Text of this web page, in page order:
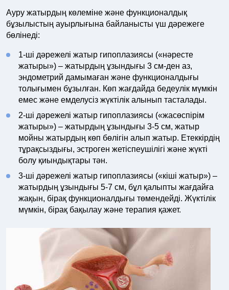
Ауру жатырдың көлеміне және функционалдық
бұзылыстың ауырлығына байланысты үш дәрежеге
бөлінеді:
1-ші дәрежелі жатыр гипоплазиясы («нәресте
жатыры») – жатырдың ұзындығы 3 см-ден аз,
эндометрий дамымаған және функционалдығы
толығымен бұзылған. Көп жағдайда бедеулік мүмкін
емес және емделусіз жүктілік алынып тасталады.
2-ші дәрежелі жатыр гипоплазиясы («жасөспірім
жатыры») – жатырдың ұзындығы 3-5 см, жатыр
мойны жатырдың көп бөлігін алып жатыр. Етеккірдің
тұрақсыздығы, эстроген жетіспеушілігі және жүкті
болу қиындықтары тән.
3-ші дәрежелі жатыр гипоплазиясы («кіші жатыр») –
жатырдың ұзындығы 5-7 см, бұл қалыпты жағдайға
жақын, бірақ функционалдығы төмендейді. Жүктілік
мүмкін, бірақ бақылау және терапия қажет.